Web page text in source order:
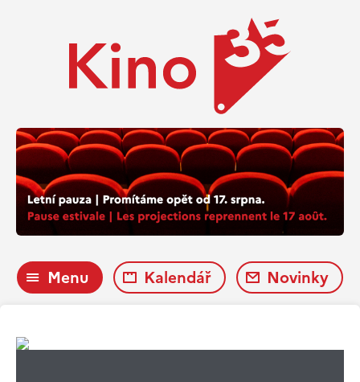
Menu Kalendář Novinky